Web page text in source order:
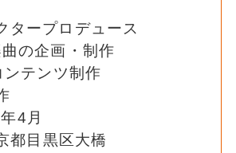
タープロデュース
の企画・制作
テンツ制作
4月
都目黒区大橋